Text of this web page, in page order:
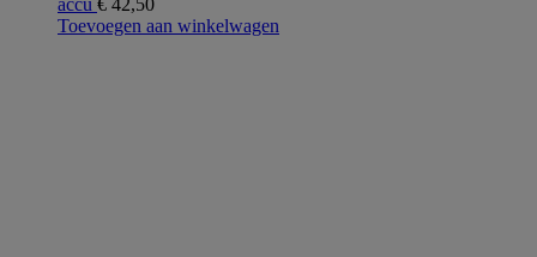
accu € 42,50
Toevoegen aan winkelwagen